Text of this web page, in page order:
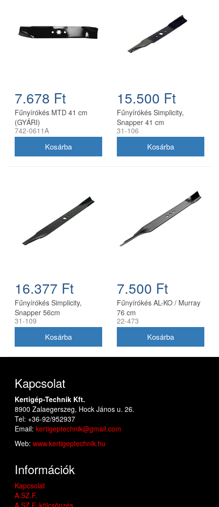
7.678 Ft
Fűnyírókés MTD 41 cm
(GYÁRI)
742-0611A
15.500 Ft
Fűnyírókés Simplicity,
Snapper 41 cm
(1704856SM)
31-106
16.377 Ft
Fűnyírókés Simplicity,
Snapper 56cm
(1716695ASM)
31-109
7.500 Ft
Fűnyírókés AL-KO / Murray
76 cm
22-473
Kapcsolat
Kertigép-Technik Kft.
8900 Zalaegerszeg, Hock János u. 26.
Tel: +36-92/952937
Email: kertigeptechnik@gmail.com
Web: www.kertigeptechnik.hu
Információk
Kapcsolat
A.SZ.F.
A.SZ.F. kölcsönzés